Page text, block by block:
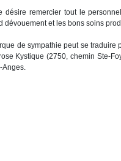
désire remercier tout le
dévouement et les bons soins
de sympathie peut se traduire
Kystique (2750, chemin Ste-
Anges.